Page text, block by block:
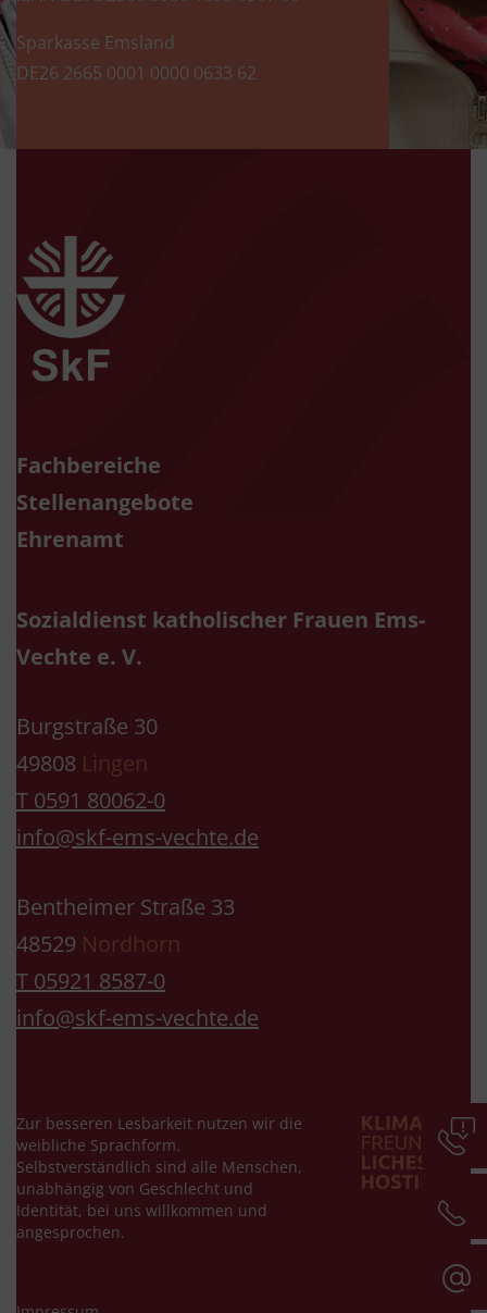
Sparkasse Emsland
DE26 2665 0001 0000 0633 62
Fachbereiche
Stellenangebote
Ehrenamt
Sozialdienst katholischer Frauen Ems-
Vechte e. V.
Burgstraße 30
49808 Lingen
T 0591 80062-0
info@skf-ems-vechte.de
Bentheimer Straße 33
48529 Nordhorn
T 05921 8587-0
info@skf-ems-vechte.de
Zur besseren Lesbarkeit nutzen wir die
weibliche Sprachform.
Selbstverständlich sind alle Menschen,
unabhängig von Geschlecht und
Identität, bei uns willkommen und
angesprochen.